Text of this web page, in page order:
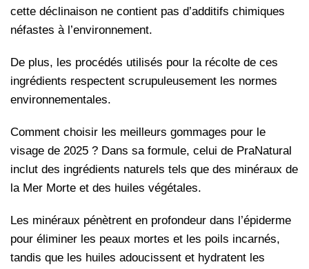
cette déclinaison ne contient pas d’additifs chimiques
néfastes à l’environnement.
De plus, les procédés utilisés pour la récolte de ces
ingrédients respectent scrupuleusement les normes
environnementales.
Comment choisir les meilleurs gommages pour le
visage de 2025 ? Dans sa formule, celui de PraNatural
inclut des ingrédients naturels tels que des minéraux de
la Mer Morte et des huiles végétales.
Les minéraux pénètrent en profondeur dans l’épiderme
pour éliminer les peaux mortes et les poils incarnés,
tandis que les huiles adoucissent et hydratent les